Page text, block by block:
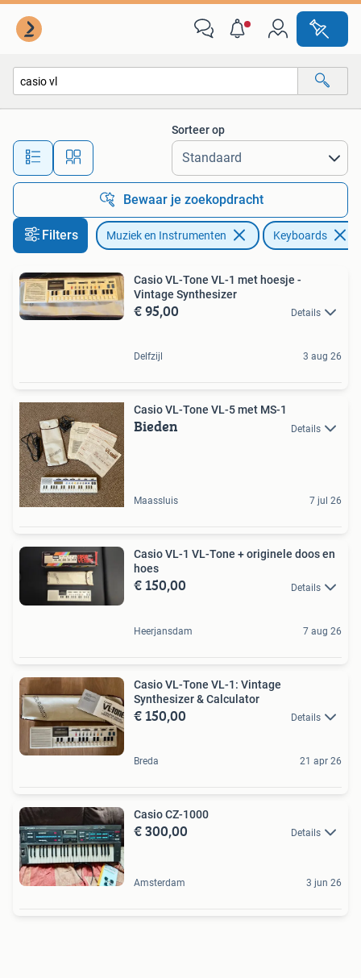
Alle afstanden…
Sorteer op
Bewaar je zoekopdracht
Filters Muziek en Instrumenten Keyboards
Casio VL-Tone VL-1 met hoesje -
Vintage Synthesizer
€ 95,00 Details
Delfzijl 3 aug 26
Casio VL-Tone VL-5 met MS-1
Bieden Details
Maassluis 7 jul 26
Casio VL-1 VL-Tone + originele doos en
hoes
€ 150,00 Details
Heerjansdam 7 aug 26
Casio VL-Tone VL-1: Vintage
Synthesizer & Calculator
€ 150,00 Details
Breda 21 apr 26
Casio CZ-1000
€ 300,00 Details
Amsterdam 3 jun 26